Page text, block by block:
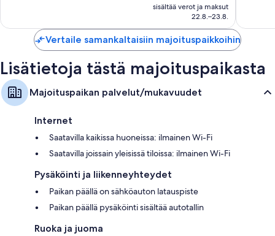
on
107 €
sisältää verot ja maksut
22.8.–23.8.
Vertaile samankaltaisiin majoituspaikkoihin
Lisätietoja tästä majoituspaikasta
Majoituspaikan palvelut/mukavuudet
Internet
Saatavilla kaikissa huoneissa: ilmainen Wi-Fi
Saatavilla joissain yleisissä tiloissa: ilmainen Wi-Fi
Pysäköinti ja liikenneyhteydet
Paikan päällä on sähköauton latauspiste
Paikan päällä pysäköinti sisältää autotallin
Ruoka ja juoma